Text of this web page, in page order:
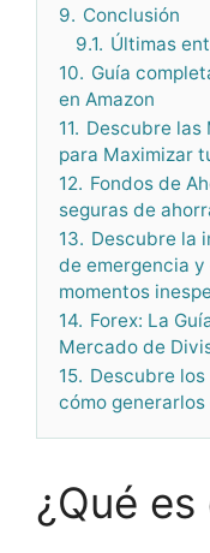
9. Conclusión
9.1. Últimas
10. Guía
en Amazon
11. Descubre las
para Maximizar
12. Fondos de
seguras de
13. Descubre la
de emergencia
momentos
14. Forex: La
Mercado de
15. Descubre
cómo
¿Qué